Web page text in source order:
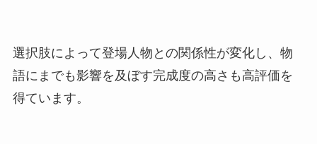
選択肢によって登場人物との関係性が変化し、物
語にまでも影響を及ぼす完成度の高さも高評価を
得ています。